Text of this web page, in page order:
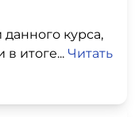
курса,
итоге... Читать